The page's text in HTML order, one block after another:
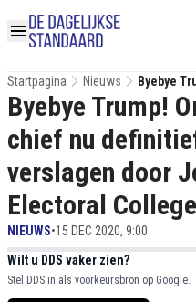
Startpagina Nieuws
Byebye
Definitief
Biden Na
Byebye Trump!
chief nu
verslagen door
Electoral
NIEUWS•15 DEC 2020, 9:00
Wilt u DDS vaker zien?
Stel DDS in als voorkeursbron op Google.